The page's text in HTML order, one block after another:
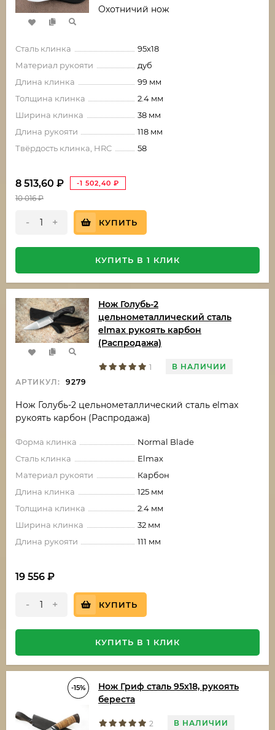
Охотничий нож
Сталь клинка
95х18
Материал рукояти
дуб
Длина клинка
99 мм
Толщина клинка
2.4 мм
Ширина клинка
38 мм
Длина рукояти
118 мм
Твёрдость клинка, HRC
58
8 513,60 ₽ -1 502,40 ₽
10 016₽
- + КУПИТЬ
КУПИТЬ В 1 КЛИК
Нож Голубь-2
цельнометаллический сталь
elmax рукоять карбон
(Распродажа)
1
В НАЛИЧИИ
АРТИКУЛ:
9279
Нож Голубь-2 цельнометаллический сталь elmax
рукоять карбон (Распродажа)
Форма клинка
Normal Blade
Сталь клинка
Elmax
Материал рукояти
Карбон
Длина клинка
125 мм
Толщина клинка
2.4 мм
Ширина клинка
32 мм
Длина рукояти
111 мм
19 556 ₽
- + КУПИТЬ
КУПИТЬ В 1 КЛИК
-15%
Нож Гриф сталь 95х18, рукоять
береста
2
В НАЛИЧИИ